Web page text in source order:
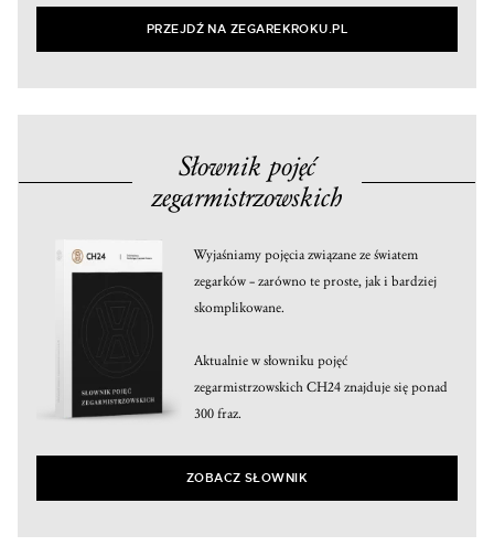
PRZEJDŹ NA ZEGAREKROKU.PL
Słownik pojęć
zegarmistrzowskich
Wyjaśniamy pojęcia związane ze światem
zegarków – zarówno te proste, jak i bardziej
skomplikowane.
Aktualnie w słowniku pojęć
zegarmistrzowskich CH24 znajduje się ponad
300 fraz.
ZOBACZ SŁOWNIK